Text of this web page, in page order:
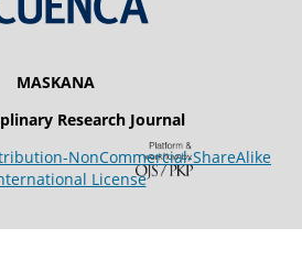
MASKANA
Research Journal
NonCommercial-ShareAlike
License